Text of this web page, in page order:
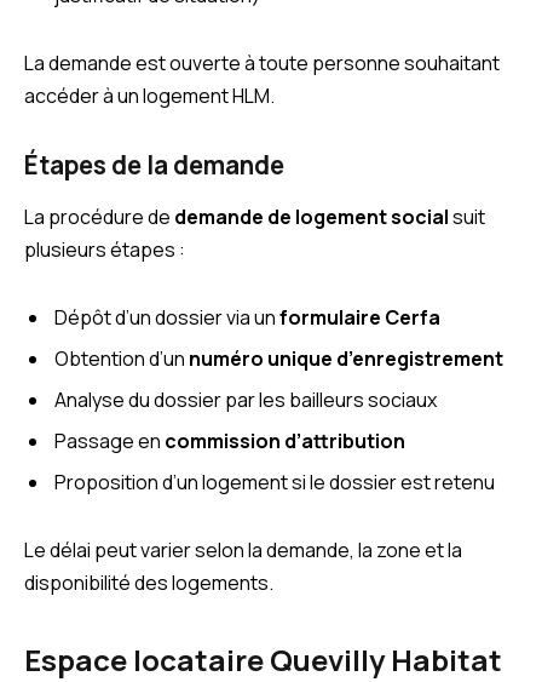
La demande est ouverte à toute personne souhaitant
accéder à un logement HLM.
Étapes de la demande
La procédure de demande de logement socialsuit
plusieurs étapes :
Dépôt d’un dossier via unformulaire Cerfa
Obtention d’un numéro unique d’enregistrement
Analyse du dossier par les bailleurs sociaux
Passage en commission d’attribution
Proposition d’un logement si le dossier est retenu
Le délai peut varier selon la demande, la zone et la
disponibilité des logements.
Espace locataire Quevilly Habitat